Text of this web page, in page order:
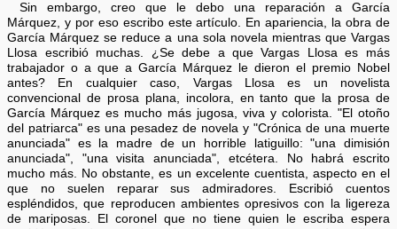
Sin embargo, creo que le debo una reparación a García
Márquez, y por eso escribo este artículo. En apariencia, la obra de
García Márquez se reduce a una sola novela mientras que Vargas
Llosa escribió muchas. ¿Se debe a que Vargas Llosa es más
trabajador o a que a García Márquez le dieron el premio Nobel
antes? En cualquier caso, Vargas Llosa es un novelista
convencional de prosa plana, incolora, en tanto que la prosa de
García Márquez es mucho más jugosa, viva y colorista. "El otoño
del patriarca" es una pesadez de novela y "Crónica de una muerte
anunciada" es la madre de un horrible latiguillo: "una dimisión
anunciada", "una visita anunciada", etcétera. No habrá escrito
mucho más. No obstante, es un excelente cuentista, aspecto en el
que no suelen reparar sus admiradores. Escribió cuentos
espléndidos, que reproducen ambientes opresivos con la ligereza
de mariposas. El coronel que no tiene quien le escriba espera